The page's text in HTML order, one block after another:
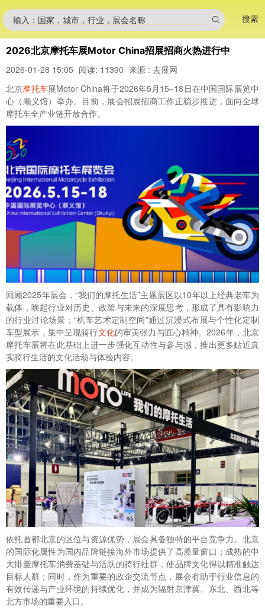
输入：国家，城市，行业，展会名称 搜索
2026北京摩托车展Motor China招展招商火热进行中
2026-01-28 15:05 阅读: 11390 来源 : 去展网
北京摩托车展Motor China将于2026年5月15–18日在中国国际展览中
心（顺义馆）举办。目前，展会招展招商工作正稳步推进，面向全球
摩托车全产业链开放合作。
回顾2025年展会，“我们的摩托生活”主题展区以10年以上经典老车为
载体，唤起行业对历史、政策与未来的深度思考，形成了具有影响力
的行业讨论场景；“机车艺术定制空间”通过沉浸式布展与个性化定制
车型展示，集中呈现骑行文化的审美张力与匠心精神。2026年，北京
摩托车展将在此基础上进一步强化互动性与参与感，推出更多贴近真
实骑行生活的文化活动与体验内容。
依托首都北京的区位与资源优势，展会具备独特的平台竞争力。北京
的国际化属性为国内品牌链接海外市场提供了高质量窗口；成熟的中
大排量摩托车消费基础与活跃的骑行社群，使品牌文化得以精准触达
目标人群；同时，作为重要的政企交流节点，展会有助于行业信息的
有效传递与产业环境的持续优化，并成为辐射京津冀、东北、西北等
北方市场的重要入口。